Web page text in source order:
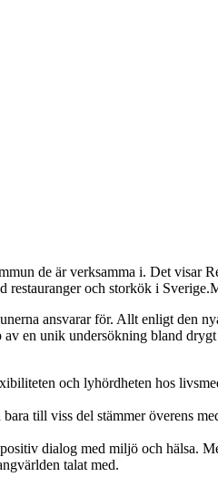
de är verksamma i. Det visar
och storkök i
ansvarar för. Allt enligt den
en unik undersökning bland
och lyhördheten hos
till viss del stämmer överens
dialog med miljö och hälsa.
talat med.